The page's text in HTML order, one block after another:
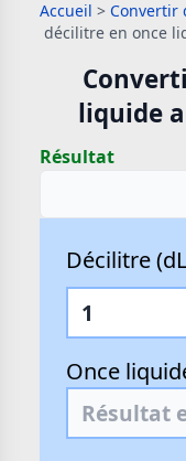
Accueil > Convertir
décilitre en once
liquide
Résultat
Décilitre
Once